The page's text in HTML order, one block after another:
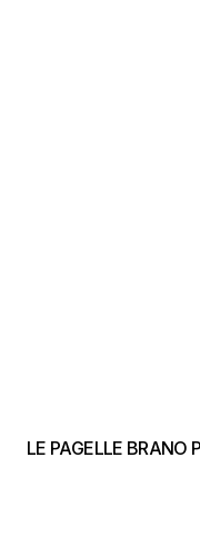
LE PAGELLE BRANO